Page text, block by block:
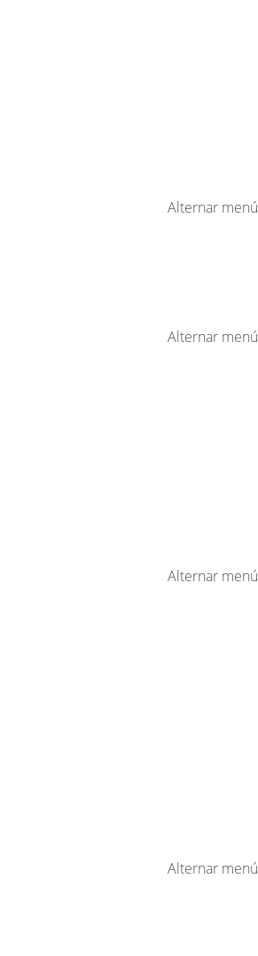
Alternar menú
Alternar menú
Alternar menú
Alternar menú